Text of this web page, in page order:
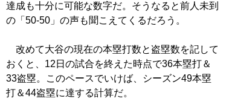
達成も十分に可能な数字だ。そうなると前人未到
の「50-50」の声も聞こえてくるだろう。
改めて大谷の現在の本塁打数と盗塁数を記して
おくと、12日の試合を終えた時点で36本塁打＆
33盗塁。このペースでいけば、シーズン49本塁
打＆44盗塁に達する計算だ。